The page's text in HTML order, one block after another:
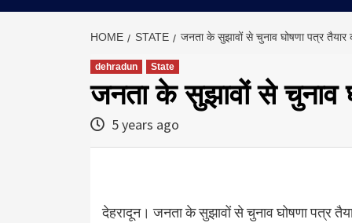
HOME STATE जनता के सुझावों से चुनाव घोषणा पत्र तैयार
dehradun State
जनता के सुझावों से चुनाव
5 years ago
देहरादून। जनता के सुझावों से चुनाव घोषणा पत्र